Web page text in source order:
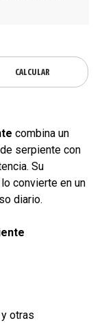
CALCULAR
combina un
serpiente con
Su
convierte en un
diario.
otras